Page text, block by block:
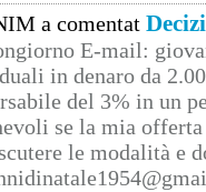
a comentat
E-mail:
in denaro da
del 3% in un
se la mia
le modalità e